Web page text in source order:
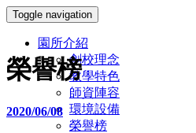
Toggle navigation
園所介紹
創校理念
教學特色
師資陣容
環境設備
榮譽榜
榮譽榜
2020/06/08